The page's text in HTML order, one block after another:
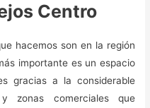
Centro
hacemos son en la región
importante es un espacio
gracias a la considerable
zonas comerciales que